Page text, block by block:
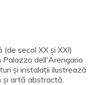
secol XX și XXI)
Palazzo dell'Arengario
și instalații ilustrează
și artă abstractă.